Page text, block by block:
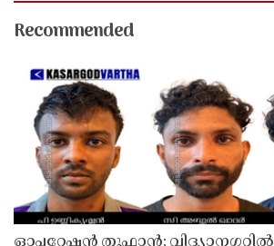
Recommended